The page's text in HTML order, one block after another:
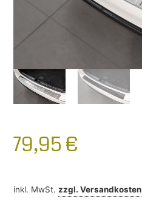
79,95 €
inkl. MwSt. zzgl.Versandkosten